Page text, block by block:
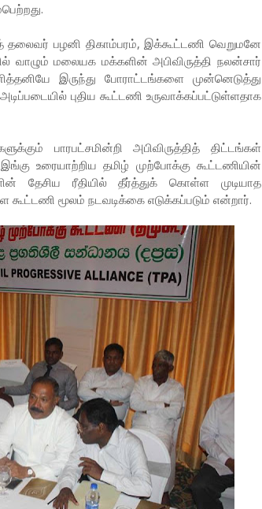
தலைவர் பழனி திகாம்பரம், இக்கூட்டணி வெறுமனே
வாழும் மலையக மக்களின் அபிவிருத்தி நலன்சார்
இருந்து போராட்டங்களை முன்னெடுத்து
புதிய கூட்டணி உருவாக்கப்பட்டுள்ளதாக
பாரபட்சமின்றி அபிவிருத்தித் திட்டங்கள்
உரையாற்றிய தமிழ் முற்போக்கு கூட்டணியின்
தேசிய ரீதியில் தீர்த்துக் கொள்ள முடியாத
மூலம் நடவடிக்கை எடுக்கப்படும் என்றார்.